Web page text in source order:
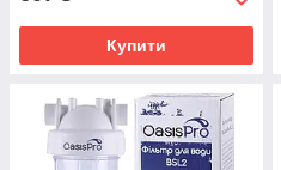
Купити